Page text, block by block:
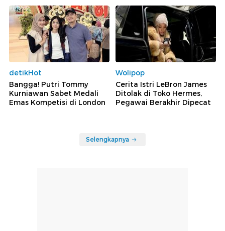
detikHot
Bangga! Putri Tommy
Kurniawan Sabet Medali
Emas Kompetisi di London
Wolipop
Cerita Istri LeBron James
Ditolak di Toko Hermes,
Pegawai Berakhir Dipecat
Selengkapnya